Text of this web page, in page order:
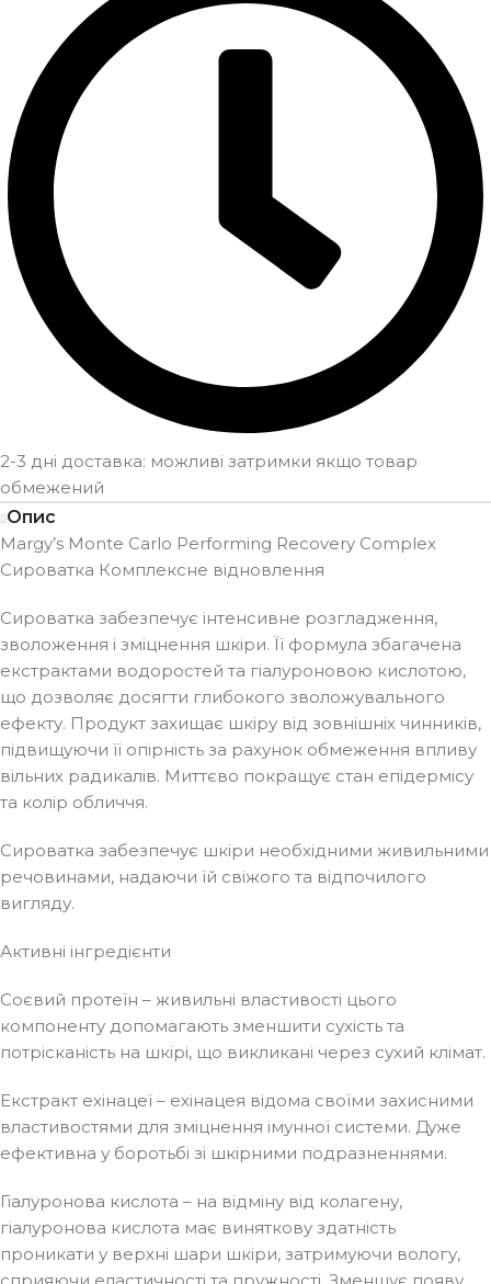
2-3 дні доставка: можливі затримки якщо товар
обмежений
Опис
Margy’s Monte Carlo Performing Recovery Complex
Сироватка Комплексне відновлення
Сироватка забезпечує інтенсивне розгладження,
зволоження і зміцнення шкіри. Її формула збагачена
екстрактами водоростей та гіалуроновою кислотою,
що дозволяє досягти глибокого зволожувального
ефекту. Продукт захищає шкіру від зовнішніх чинників,
підвищуючи її опірність за рахунок обмеження впливу
вільних радикалів. Миттєво покращує стан епідермісу
та колір обличчя.
Сироватка забезпечує шкіри необхідними живильними
речовинами, надаючи їй свіжого та відпочилого
вигляду.
Активні інгредієнти
Соєвий протеїн – живильні властивості цього
компоненту допомагають зменшити сухість та
потрісканість на шкірі, що викликані через сухий клімат.
Екстракт ехінацеї – ехінацея відома своїми захисними
властивостями для зміцнення імунної системи. Дуже
ефективна у боротьбі зі шкірними подразненнями.
Гіалуронова кислота – на відміну від колагену,
гіалуронова кислота має виняткову здатність
проникати у верхні шари шкіри, затримуючи вологу,